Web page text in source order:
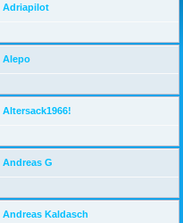
Adriapilot
Alepo
Altersack1966!
Andreas G
Andreas Kaldasch